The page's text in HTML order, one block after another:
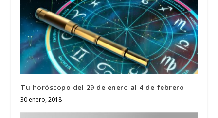
Tu horóscopo del 29 de enero al 4 de febrero
30 enero, 2018